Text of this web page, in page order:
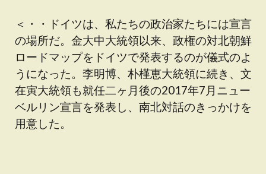
＜・・ドイツは、私たちの政治家たちには宣言
の場所だ。金大中大統領以来、政権の対北朝鮮
ロードマップをドイツで発表するのが儀式のよ
うになった。李明博、朴槿恵大統領に続き、文
在寅大統領も就任二ヶ月後の2017年7月ニュー
ベルリン宣言を発表し、南北対話のきっかけを
用意した。